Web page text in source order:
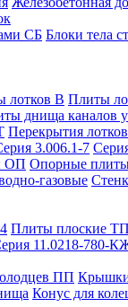
СБ Блоки тела
лотков В Плиты
днища каналов
Перекрытия
3.006.1-7
ОП Опорные
газовые
Плиты плоские
11.0218-780-
ПП
Конус для